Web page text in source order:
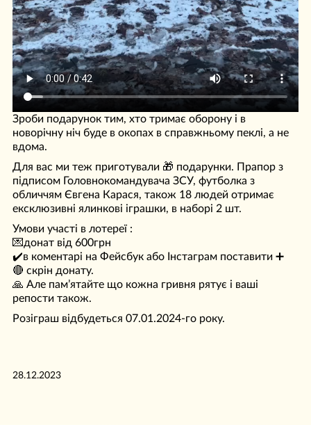
Зроби подарунок тим, хто тримає оборону і в
новорічну ніч буде в окопах в справжньому пеклі, а не
вдома.
Для вас ми теж приготували 🎁 подарунки. Прапор з
підписом Головнокомандувача ЗСУ, футболка з
обличчям Євгена Карася, також 18 людей отримає
ексклюзивні ялинкові іграшки, в наборі 2 шт.
Умови участі в лотереї :
💌донат від 600грн
✔️в коментарі на Фейсбук або Інстаграм поставити ➕
🔴 скрін донату.
🙏 Але памʼятайте що кожна гривня рятує і ваші
репости також.
Розіграш відбудеться 07.01.2024-го року.
28.12.2023